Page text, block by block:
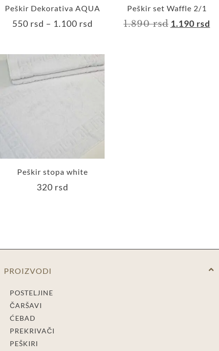
Peškir Dekorativa AQUA
550 rsd – 1.100 rsd
Peškir set Waffle 2/1
1.890rsd 1.190 rsd
Peškir stopa white
320 rsd
PROIZVODI
POSTELJINE
ČARŠAVI
ĆEBAD
PREKRIVAČI
PEŠKIRI